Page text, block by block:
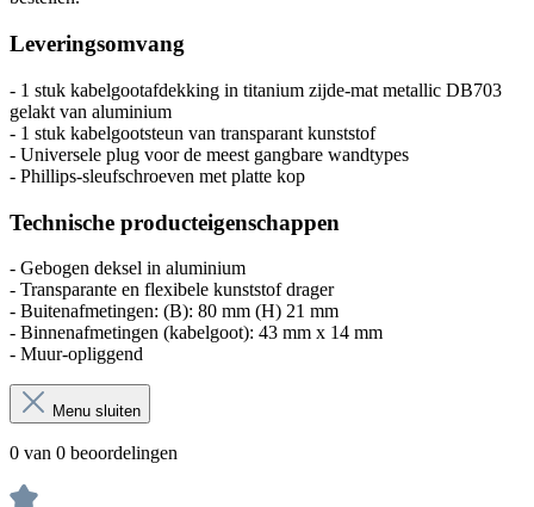
Leveringsomvang
- 1 stuk kabelgootafdekking in titanium zijde-mat metallic DB703
gelakt van aluminium
- 1 stuk kabelgootsteun van transparant kunststof
- Universele plug voor de meest gangbare wandtypes
- Phillips-sleufschroeven met platte kop
Technische producteigenschappen
- Gebogen deksel in aluminium
- Transparante en flexibele kunststof drager
- Buitenafmetingen: (B): 80 mm (H) 21 mm
- Binnenafmetingen (kabelgoot): 43 mm x 14 mm
- Muur-opliggend
Menu sluiten
0 van 0 beoordelingen